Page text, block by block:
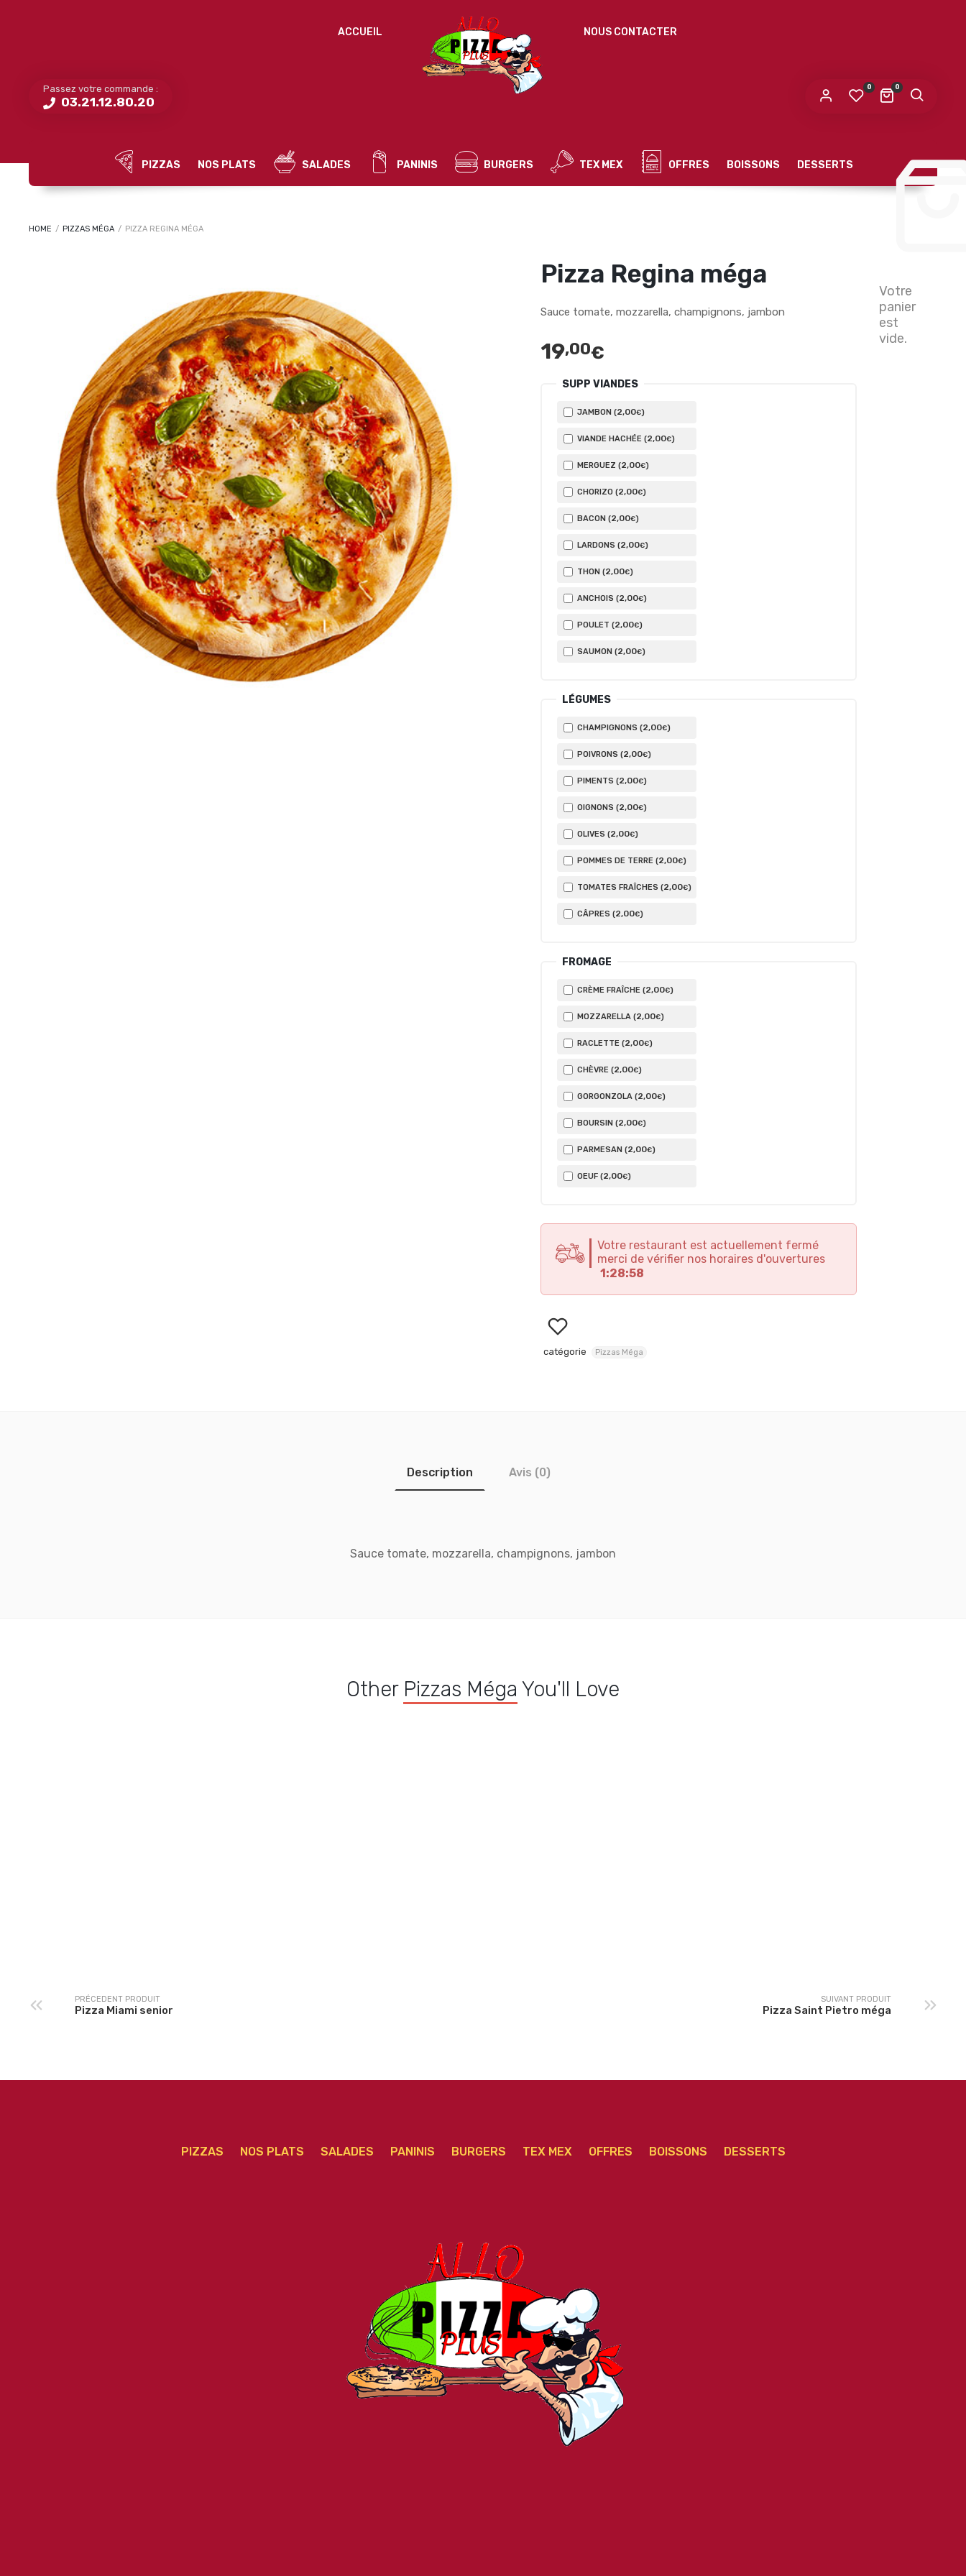
NOUS CONTACTER
ACCUEIL
Passez votre commande :
03.21.12.80.20
0
Votre
panier
est
vide.
0
Mot de passe perdu ?
Un mot de passe sera envoyé vers votre adresse
PIZZAS NOS PLATS SALADES PANINIS BURGERS TEX MEX OFFRES BOISSONS DESSERTS
HOME / PIZZAS MÉGA / PIZZA REGINA MÉGA
Pizza Regina méga
Sauce tomate, mozzarella, champignons, jambon
19,00€
SUPP VIANDES
JAMBON (2,00€)
VIANDE HACHÉE (2,00€)
MERGUEZ (2,00€)
CHORIZO (2,00€)
BACON (2,00€)
LARDONS (2,00€)
THON (2,00€)
ANCHOIS (2,00€)
POULET (2,00€)
SAUMON (2,00€)
LÉGUMES
CHAMPIGNONS (2,00€)
POIVRONS (2,00€)
PIMENTS (2,00€)
OIGNONS (2,00€)
OLIVES (2,00€)
POMMES DE TERRE (2,00€)
TOMATES FRAÎCHES (2,00€)
CÂPRES (2,00€)
FROMAGE
CRÈME FRAÎCHE (2,00€)
MOZZARELLA (2,00€)
RACLETTE (2,00€)
CHÈVRE (2,00€)
GORGONZOLA (2,00€)
BOURSIN (2,00€)
PARMESAN (2,00€)
OEUF (2,00€)
Votre restaurant est actuellement fermé
merci de vérifier nos horaires d'ouvertures
1:28:58
catégorie Pizzas Méga
Description Avis (0)
Sauce tomate, mozzarella, champignons, jambon
Other Pizzas Méga You'll Love
PRÉCEDENT PRODUIT
Pizza Miami senior
SUIVANT PRODUIT
Pizza Saint Pietro méga
PIZZAS NOS PLATS SALADES PANINIS BURGERS TEX MEX OFFRES BOISSONS DESSERTS